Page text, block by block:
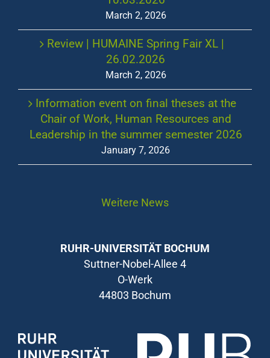
March 2, 2026
Review | HUMAINE Spring Fair XL |
26.02.2026
March 2, 2026
Information event on final theses at the
Chair of Work, Human Resources and
Leadership in the summer semester 2026
January 7, 2026
Weitere News
RUHR-UNIVERSITÄT BOCHUM
Suttner-Nobel-Allee 4
O-Werk
44803 Bochum